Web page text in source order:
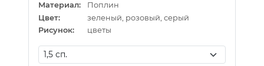
Материал:
Поплин
Цвет:
зеленый, розовый, серый
Рисунок:
цветы